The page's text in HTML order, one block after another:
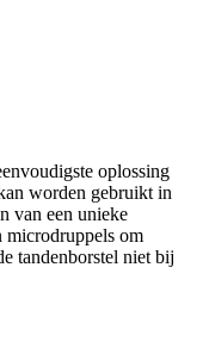
oplossing
worden gebruikt in
van een unieke
microdruppels om
tandenborstel niet bij